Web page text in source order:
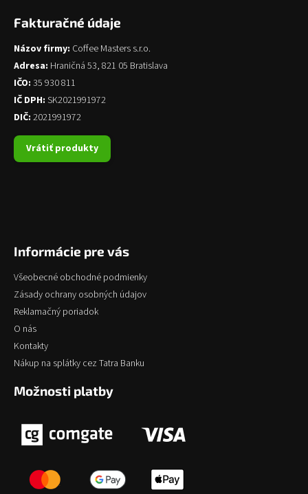
Fakturačné údaje
Názov firmy: Coffee Masters s.r.o.
Adresa: Hraničná 53, 821 05 Bratislava
IČO: 35 930 811
IČ DPH: SK2021991972
DIČ: 2021991972
Vrátiť produkty
Informácie pre vás
Všeobecné obchodné podmienky
Zásady ochrany osobných údajov
Reklamačný poriadok
O nás
Kontakty
Nákup na splátky cez Tatra Banku
Možnosti platby